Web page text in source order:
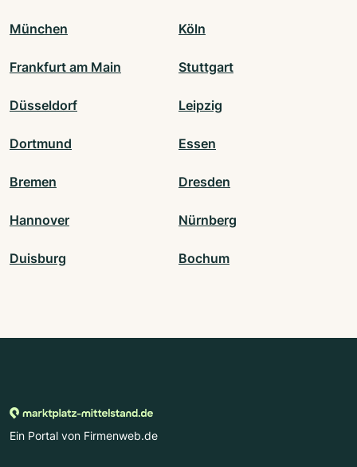
München Köln
Frankfurt am Main Stuttgart
Düsseldorf Leipzig
Dortmund Essen
Bremen Dresden
Hannover Nürnberg
Duisburg Bochum
Ein Portal von Firmenweb.de